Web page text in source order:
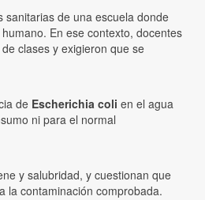
sanitarias de una escuela donde
En ese contexto, docentes
clases y exigieron que se
de Escherichia coli en el agua
ni para el normal
y salubridad, y cuestionan que
la contaminación comprobada.